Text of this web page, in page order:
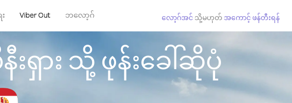
Viber Out ဘလော့ဂ် လော့ဂ်အင် သို့မဟုတ် အကောင့် ဖန်တီးရန်
ရှား သို့ ဖုန်းခေါ်ဆိုပုံ